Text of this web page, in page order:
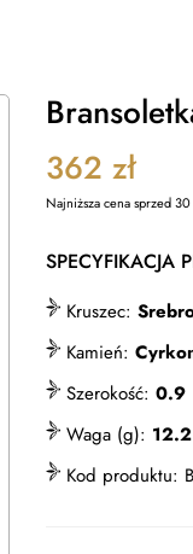
362 zł
Najniższa cena sprzed
SPECYFIKACJA
Kruszec:
Kamień:
Szerokość: 0.9
Waga (g): 12.2
Kod produktu: